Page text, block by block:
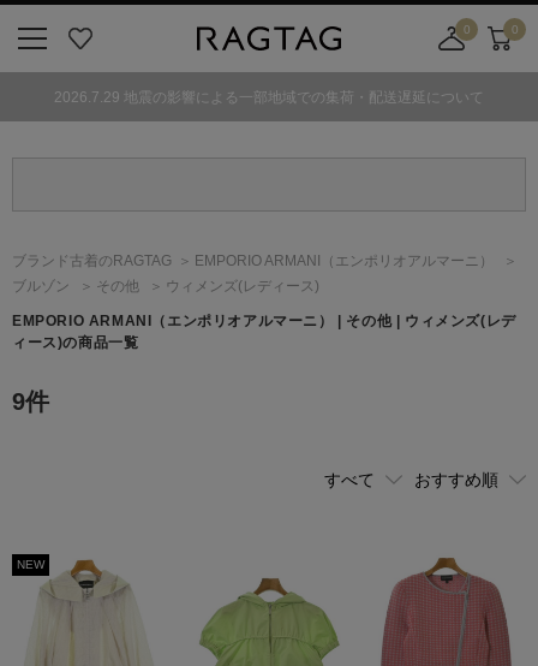
気
0
舗
カ
ト
0
2026.7.29 地震の影響による一部地域での集荷・配送遅延について
ブランド古着のRAGTAG EMPORIO ARMANI
（エンポリオアルマーニ）
ブルゾン
その他 ウィメンズ(レディース)
EMPORIO ARMANI （エンポリオアルマーニ）
| その他 | ウィメンズ(レデ
ィース)の商品一覧
9件
NEW